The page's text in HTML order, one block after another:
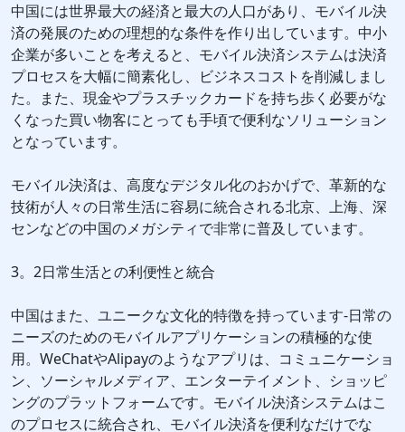
中国には世界最大の経済と最大の人口があり、モバイル決
済の発展のための理想的な条件を作り出しています。中小
企業が多いことを考えると、モバイル決済システムは決済
プロセスを大幅に簡素化し、ビジネスコストを削減しまし
た。また、現金やプラスチックカードを持ち歩く必要がな
くなった買い物客にとっても手頃で便利なソリューション
となっています。
モバイル決済は、高度なデジタル化のおかげで、革新的な
技術が人々の日常生活に容易に統合される北京、上海、深
センなどの中国のメガシティで非常に普及しています。
3。2日常生活との利便性と統合
中国はまた、ユニークな文化的特徴を持っています-日常の
ニーズのためのモバイルアプリケーションの積極的な使
用。WeChatやAlipayのようなアプリは、コミュニケーショ
ン、ソーシャルメディア、エンターテイメント、ショッピ
ングのプラットフォームです。モバイル決済システムはこ
のプロセスに統合され、モバイル決済を便利なだけでな